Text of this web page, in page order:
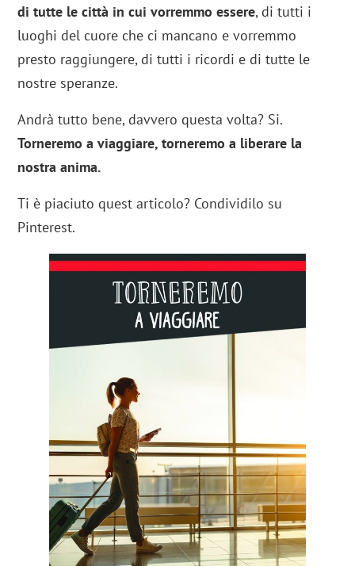
di tutte le città in cui vorremmo essere, di tutti i
luoghi del cuore che ci mancano e vorremmo
presto raggiungere, di tutti i ricordi e di tutte le
nostre speranze.
Andrà tutto bene, davvero questa volta? Si.
Torneremo a viaggiare, torneremo a liberare la
nostra anima.
Ti è piaciuto quest articolo? Condividilo su
Pinterest.